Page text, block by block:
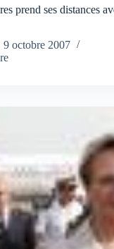
prend ses distances
9 octobre 2007